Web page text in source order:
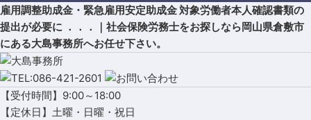
雇用調整助成金・緊急雇用安定助成金 対象労働者本人確認書類の
提出が必要に ．．．｜社会保険労務士をお探しなら岡山県倉敷市
にある大島事務所へお任せ下さい。
【受付時間】9:00～18:00
【定休日】土曜・日曜・祝日